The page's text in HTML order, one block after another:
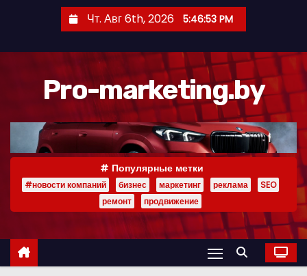
р
Чт. Авг 6th, 2026 5:46:53 PM
Pro-marketing.by
Популярные метки
#новости компаний бизнес маркетинг реклама
SEO
ремонт
продвижение